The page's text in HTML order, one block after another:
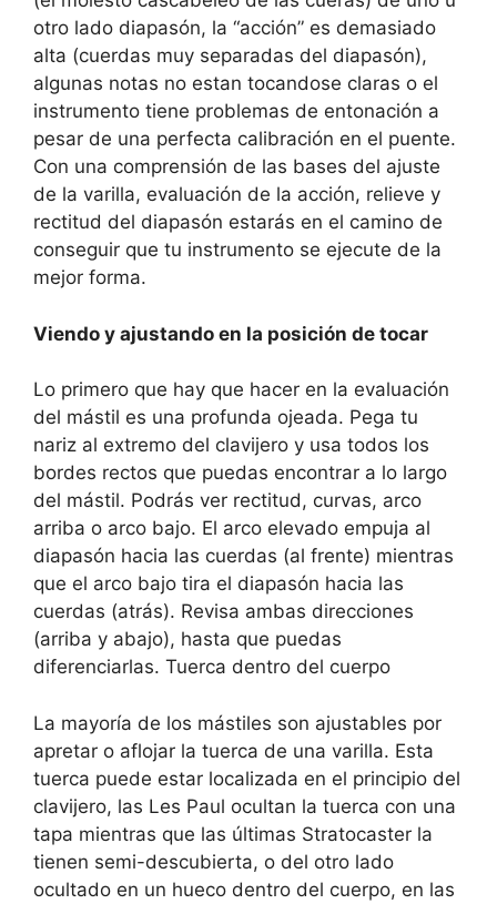
otro lado diapasón, la “acción” es demasiado
alta (cuerdas muy separadas del diapasón),
algunas notas no estan tocandose claras o el
instrumento tiene problemas de entonación a
pesar de una perfecta calibración en el puente.
Con una comprensión de las bases del ajuste
de la varilla, evaluación de la acción, relieve y
rectitud del diapasón estarás en el camino de
conseguir que tu instrumento se ejecute de la
mejor forma.
Viendo y ajustando en la posición de tocar
Lo primero que hay que hacer en la evaluación
del mástil es una profunda ojeada. Pega tu
nariz al extremo del clavijero y usa todos los
bordes rectos que puedas encontrar a lo largo
del mástil. Podrás ver rectitud, curvas, arco
arriba o arco bajo. El arco elevado empuja al
diapasón hacia las cuerdas (al frente) mientras
que el arco bajo tira el diapasón hacia las
cuerdas (atrás). Revisa ambas direcciones
(arriba y abajo), hasta que puedas
diferenciarlas. Tuerca dentro del cuerpo
La mayoría de los mástiles son ajustables por
apretar o aflojar la tuerca de una varilla. Esta
tuerca puede estar localizada en el principio del
clavijero, las Les Paul ocultan la tuerca con una
tapa mientras que las últimas Stratocaster la
tienen semi-descubierta, o del otro lado
ocultado en un hueco dentro del cuerpo, en las